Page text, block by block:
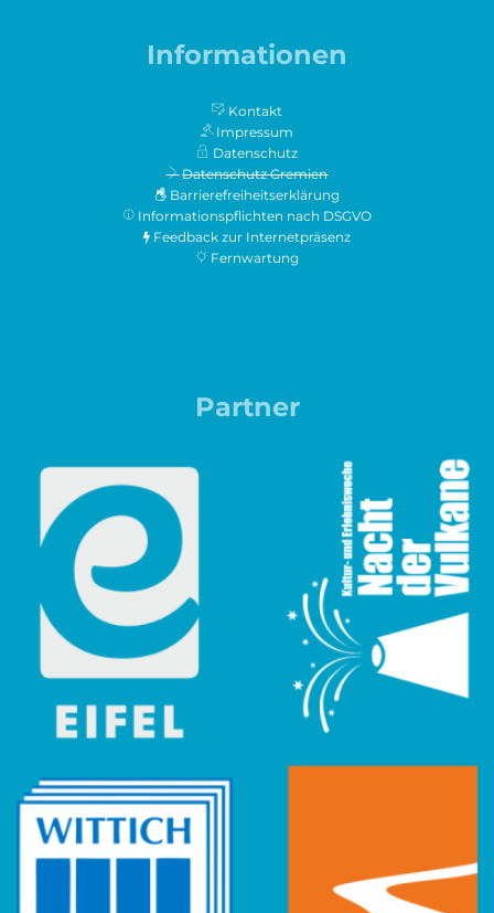
Informationen
Kontakt
Impressum
Datenschutz
Datenschutz Gremien
Barrierefreiheitserklärung
Informationspflichten nach DSGVO
Feedback zur Internetpräsenz
Fernwartung
Partner